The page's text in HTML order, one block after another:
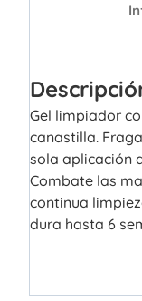
Gel limpiador
canastilla.
sola aplicación
Combate las
continua
dura hasta 6